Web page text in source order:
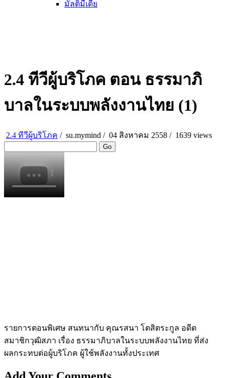
มัลติมีเดีย
2.4 ทีวีผู้บริโภค ตอน ธรรมาภิ
บาลในระบบพลังงานไทย (1)
2.4 ทีวีผู้บริโภค / su.mymind / 04 สิงหาคม 2558 / 1639 views
Go
รายการตอนพิเศษ สนทนากับ คุณรสนา โตสิตระกูล อดีต
สมาชิกวุฒิสภา เรื่อง ธรรมาภิบาลในระบบพลังงานไทย ที่ส่ง
ผลกระทบต่อผู้บริโภค ผู้ใช้พลังงานทั้งประเทศ